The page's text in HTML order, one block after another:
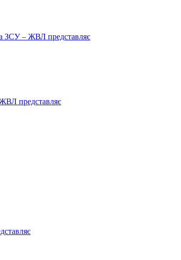
ЗСУ – ЖВЛ представляє
ЖВЛ представляє